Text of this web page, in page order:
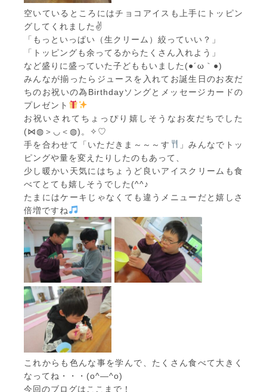
空いているところにはチョコアイスも上手にトッピン
グしてくれました✌
「もっといっぱい（生クリーム）絞っていい？」
「トッピングも余ってるからたくさん入れよう」
など盛りに盛っていた子どももいました(●´ω｀●)
みんなが揃ったらジュースを入れてお誕生日のお友だ
ちのお祝いの為Birthdayソングとメッセージカードの
プレゼント
お祝いされてちょっぴり嬉しそうなお友だちでした
(⋈◍＞◡＜◍)。✧♡
手を合わせて「いただきま～～～す
」みんなでトッ
ピングや量を変えたりしたのもあって、
少し暖かい天気にはちょうど良いアイスクリームも食
べてとても嬉しそうでした(^^♪
たまにはケーキじゃなくても違うメニューだと嬉しさ
倍増ですね
これからも色んな事を学んで、たくさん食べて大きく
なってね・・・(o^―^o)
今回のブログはここまで！